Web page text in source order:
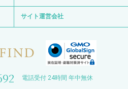
サイト運営会社
電話受付 24時間 年中無休